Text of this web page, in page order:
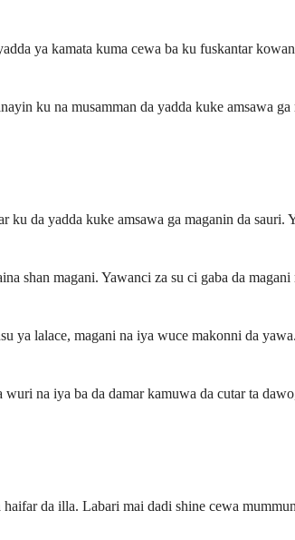
ya kamata kuma cewa ba ku fuskantar
ku na musamman da yadda kuke amsawa
da yadda kuke amsawa ga maganin da
shan magani. Yawanci za su ci gaba da
ya lalace, magani na iya wuce makonni da
na iya ba da damar kamuwa da cutar ta
da illa. Labari mai dadi shine cewa